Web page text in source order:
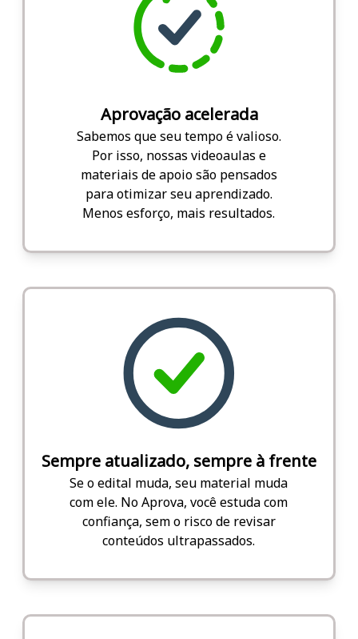
Aprovação acelerada
Sabemos que seu tempo é valioso.
Por isso, nossas videoaulas e
materiais de apoio são pensados
para otimizar seu aprendizado.
Menos esforço, mais resultados.
Sempre atualizado, sempre à frente
Se o edital muda, seu material muda
com ele. No Aprova, você estuda com
confiança, sem o risco de revisar
conteúdos ultrapassados.